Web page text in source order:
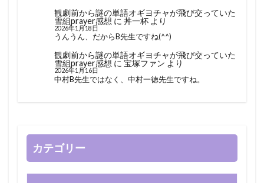
観劇前から謎の単語オギヨチャが飛び交っていた
雪組prayer感想 に 丼一杯より
2026年1月18日
うんうん、だからB先生ですね(^^)
観劇前から謎の単語オギヨチャが飛び交っていた
雪組prayer感想 に 宝塚ファン より
2026年1月16日
中村B先生ではなく、中村一徳先生ですね。
カテゴリー